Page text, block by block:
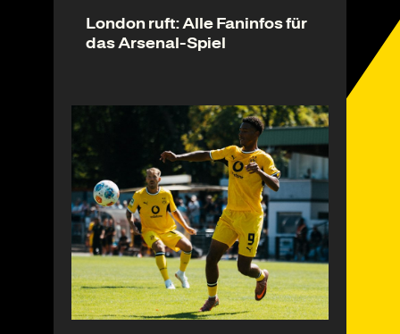
London ruft: Alle Faninfos für
das Arsenal-Spiel